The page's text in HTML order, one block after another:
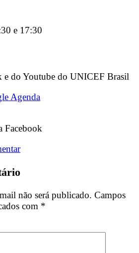
e 17:30
e do Youtube do UNICEF Brasil
Facebook
não será publicado. Campos
com *